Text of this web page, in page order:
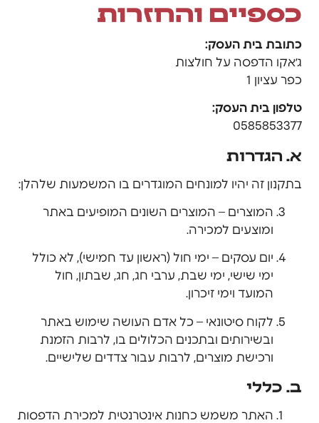
כתובת בית העסק:
ג׳אקו הדפסה על חולצות
כפר עציון 1
טלפון בית העסק:
0585853377
א. הגדרות
בתקנון זה יהיו למונחים המוגדרים בו המשמעות שלהלן:
המוצרים – המוצרים השונים המופיעים באתר
ומוצעים למכירה.
יום עסקים – ימי חול (ראשון עד חמישי), לא כולל
ימי שישי, ימי שבת, ערבי חג, חג, שבתון, חול
המועד וימי זיכרון.
לקוח סיטונאי – כל אדם העושה שימוש באתר
ובשירותים ובתכנים הכלולים בו, לרבות הזמנת
ורכישת מוצרים, לרבות עבור צדדים שלישיים.
ב. כללי
האתר משמש כחנות אינטרנטית למכירת הדפסות
כספיים והחזרות